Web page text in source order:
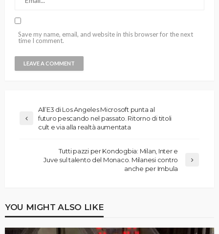
Save my name, email, and website in this browser for the next
time I comment.
All’E3 di Los Angeles Microsoft punta al
futuro pescando nel passato. Ritorno di titoli
cult e via alla realtà aumentata
Tutti pazzi per Kondogbia: Milan, Inter e
Juve sul talento del Monaco. Milanesi contro
anche per Imbula
YOU MIGHT ALSO LIKE